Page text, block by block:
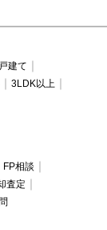
建て
3LDK以上
FP相談
査定